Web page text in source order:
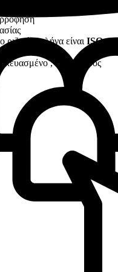
του
ριζικό σωλήνα είναι ISO
0.35mm
, έτοιμο προς